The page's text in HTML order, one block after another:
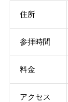
住所
参拝時間
料金
アクセス